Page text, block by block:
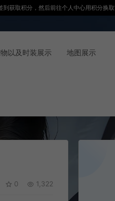
取积分，然后前往个人中心用积分换取
以及时装展示 地图展示
0 1,322